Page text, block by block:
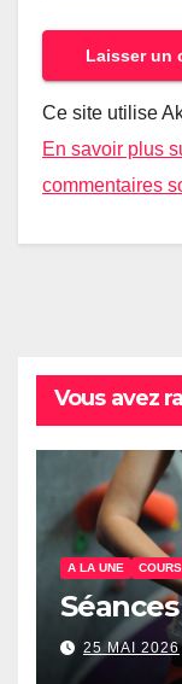
Ce site utilise
En savoir plus
commentaires
Vous avez
A LA UNE COURS
Séances
25 MAI 2026